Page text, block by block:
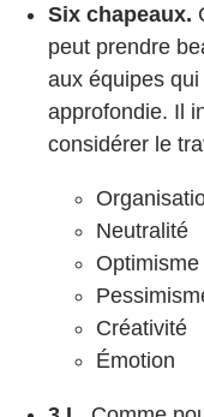
Six chapeaux.
peut prendre
aux équipes
approfondie. Il
considérer le
Neutralité
Optimisme
Créativité
Émotion